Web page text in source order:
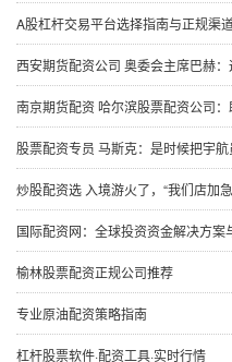
A股杠杆交易平台选择指南与正规渠
西安期货配资公司 奥委会主席巴赫
南京期货配资 哈尔滨股票配资公司
股票配资专员 马斯克：是时候把宇
炒股配资选 入境游火了，“我们店加
国际配资网：全球投资资金解决方案
榆林股票配资正规公司推荐
专业原油配资策略指南
杠杆股票软件·配资工具·实时行情